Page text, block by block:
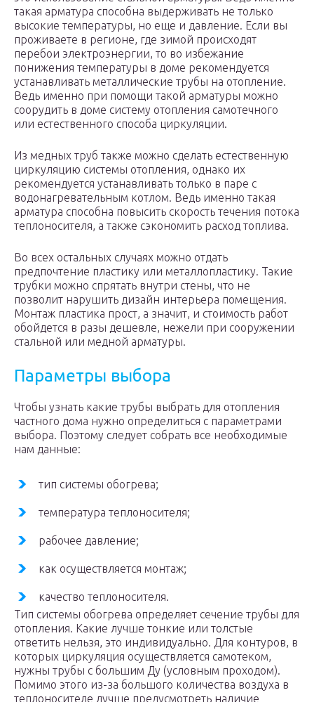
такая арматура способна выдерживать не только
высокие температуры, но еще и давление. Если вы
проживаете в регионе, где зимой происходят
перебои электроэнергии, то во избежание
понижения температуры в доме рекомендуется
устанавливать металлические трубы на отопление.
Ведь именно при помощи такой арматуры можно
соорудить в доме систему отопления самотечного
или естественного способа циркуляции.
Из медных труб также можно сделать естественную
циркуляцию системы отопления, однако их
рекомендуется устанавливать только в паре с
водонагревательным котлом. Ведь именно такая
арматура способна повысить скорость течения потока
теплоносителя, а также сэкономить расход топлива.
Во всех остальных случаях можно отдать
предпочтение пластику или металлопластику. Такие
трубки можно спрятать внутри стены, что не
позволит нарушить дизайн интерьера помещения.
Монтаж пластика прост, а значит, и стоимость работ
обойдется в разы дешевле, нежели при сооружении
стальной или медной арматуры.
Параметры выбора
Чтобы узнать какие трубы выбрать для отопления
частного дома нужно определиться с параметрами
выбора. Поэтому следует собрать все необходимые
нам данные:
тип системы обогрева;
температура теплоносителя;
рабочее давление;
как осуществляется монтаж;
качество теплоносителя.
Тип системы обогрева определяет сечение трубы для
отопления. Какие лучше тонкие или толстые
ответить нельзя, это индивидуально. Для контуров, в
которых циркуляция осуществляется самотеком,
нужны трубы с большим Ду (условным проходом).
Помимо этого из-за большого количества воздуха в
теплоносителе лучше предусмотреть наличие